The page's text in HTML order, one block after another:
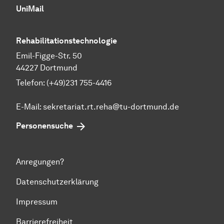
UniMail
Rehabilitationstechnologie
Emil-Figge-Str. 50
44227 Dortmund
Telefon: (+49)231 755-4416
E-Mail: sekretariat.rt.reha@tu-dortmund.de
Personensuche
Anregungen?
Datenschutzerklärung
Impressum
Barrierefreiheit